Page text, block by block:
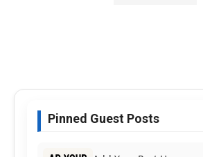
Pinned Guest Posts